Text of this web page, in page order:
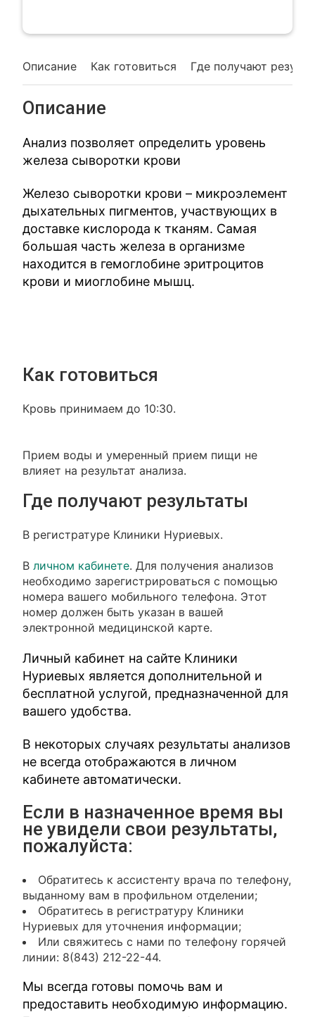
Описание Как готовиться Где получают
Описание
Анализ позволяет определить уровень
железа сыворотки крови
Железо сыворотки крови – микроэлемент
дыхательных пигментов, участвующих в
доставке кислорода к тканям. Самая
большая часть железа в организме
находится в гемоглобине эритроцитов
крови и миоглобине мышц.
Как готовиться
Кровь принимаем до 10:30.
Прием воды и умеренный прием пищи не
влияет на результат анализа.
Где получают результаты
В регистратуре Клиники Нуриевых.
Вличном кабинете. Для получения анализов
необходимо зарегистрироваться с помощью
номера вашего мобильного телефона. Этот
номер должен быть указан в вашей
электронной медицинской карте.
Личный кабинет на сайте Клиники
Нуриевых является дополнительной и
бесплатной услугой, предназначенной для
вашего удобства.
В некоторых случаях результаты анализов
не всегда отображаются в личном
кабинете автоматически.
Если в назначенное время вы
не увидели свои результаты,
пожалуйста:
Обратитесь к ассистенту врача по телефону,
выданному вам в профильном отделении;
Обратитесь в регистратуру Клиники
Нуриевых для уточнения информации;
Или свяжитесь с нами по телефону горячей
линии: 8(843) 212-22-44.
Мы всегда готовы помочь вам и
предоставить необходимую информацию.